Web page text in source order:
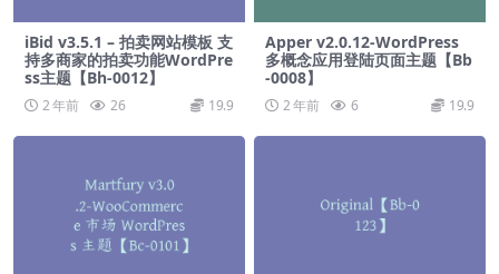
iBid v3.5.1 – 拍卖网站模板 支
持多商家的拍卖功能WordPre
ss主题【Bh-0012】
2 年前 26 19.9
Apper v2.0.12-WordPress
多概念应用登陆页面主题【Bb
-0008】
2 年前 6 19.9